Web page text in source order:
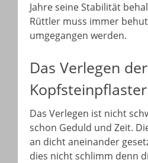
Jahre seine Stabilität
Rüttler muss immer
umgegangen werden.
Das Verlegen der
Kopfsteinpflaster
Das Verlegen ist nicht
schon Geduld und Zeit.
an dicht aneinander
dies nicht schlimm denn